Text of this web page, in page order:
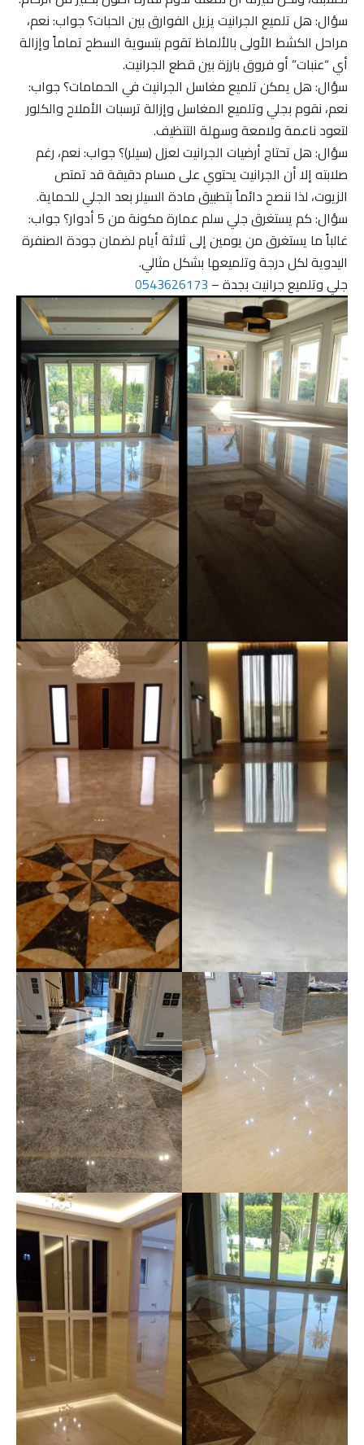
سؤال: هل تلميع الجرانيت يزيل الفوارق بين الحبات؟ جواب: نعم،
مراحل الكشط الأولى بالألماظ تقوم بتسوية السطح تماماً وإزالة
أي “عنبات” أو فروق بارزة بين قطع الجرانيت.
سؤال: هل يمكن تلميع مغاسل الجرانيت في الحمامات؟ جواب:
نعم، نقوم بجلي وتلميع المغاسل وإزالة ترسبات الأملاح والكلور
لتعود ناعمة ولامعة وسهلة التنظيف.
سؤال: هل تحتاج أرضيات الجرانيت لعزل (سيلر)؟ جواب: نعم، رغم
صلابته إلا أن الجرانيت يحتوي على مسام دقيقة قد تمتص
الزيوت، لذا ننصح دائماً بتطبيق مادة السيلر بعد الجلي للحماية.
سؤال: كم يستغرق جلي سلم عمارة مكونة من 5 أدوار؟ جواب:
غالباً ما يستغرق من يومين إلى ثلاثة أيام لضمان جودة الصنفرة
اليدوية لكل درجة وتلميعها بشكل مثالي.
جلي وتلميع جرانيت بجدة –0543626173